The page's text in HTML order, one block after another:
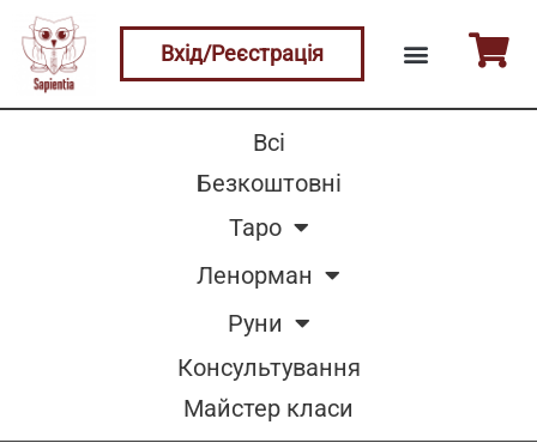
Вхід/Реєстрація
Всі
Безкоштовні
Таро
Ленорман
Руни
Консультування
Майстер класи